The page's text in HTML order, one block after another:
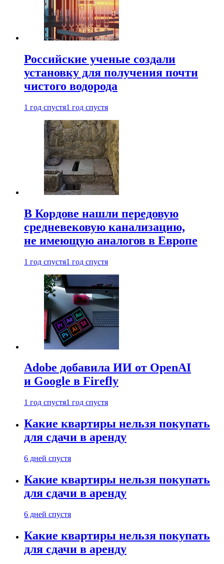
Российские ученые создали
установку для получения почти
чистого водорода
1 год спустя1 год спустя
В Кордове нашли передовую
средневековую канализацию,
не имеющую аналогов в Европе
1 год спустя1 год спустя
Adobe добавила ИИ от OpenAI
и Google в Firefly
1 год спустя1 год спустя
Какие квартиры нельзя покупать
для сдачи в аренду
6 дней спустя
Какие квартиры нельзя покупать
для сдачи в аренду
6 дней спустя
Какие квартиры нельзя покупать
для сдачи в аренду